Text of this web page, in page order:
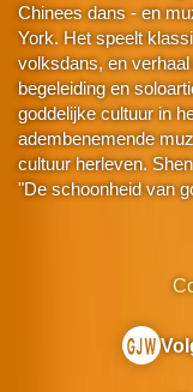
Chinees dans - en
York. Het speelt
volksdans, en
begeleiding en
goddelijke cultuur in
adembenemende
cultuur herleven.
"De schoonheid van